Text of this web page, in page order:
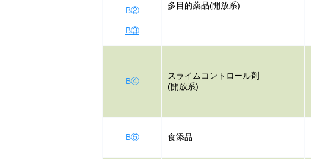
B②
B③
多目的薬品(開放系)
B④
スライムコントロール剤
(開放系)
B⑤ 食添品